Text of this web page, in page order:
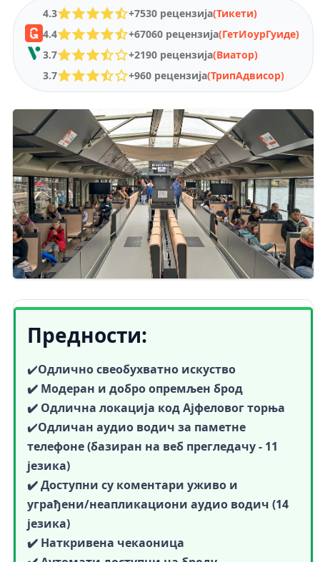
+7530 рецензија(Тикети)
4.3
+67060 рецензија(ГетИоурГуиде)
4.4
+2190 рецензија(Виатор)
3.7
+960 рецензија(ТрипАдвисор)
3.7
Предности:
✔️Одлично свеобухватно искуство
✔️ Модеран и добро опремљен брод
✔️ Одлична локација код Ајфеловог торња
✔️Одличан аудио водич за паметне
телефоне (базиран на веб прегледачу - 11
језика)
✔️ Доступни су коментари уживо и
уграђени/неапликациони аудио водич (14
језика)
✔️ Наткривена чекаоница